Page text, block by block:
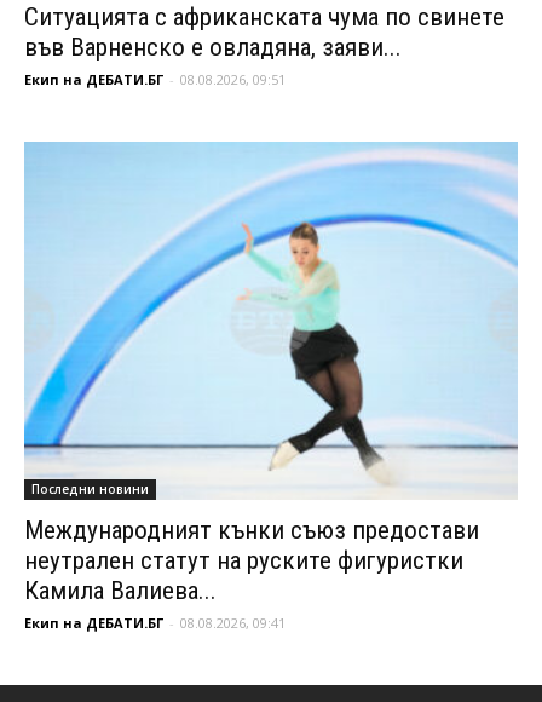
Ситуацията с африканската чума по свинете
във Варненско е овладяна, заяви...
Екип на ДЕБАТИ.БГ - 08.08.2026, 09:51
Последни новини
Международният кънки съюз предостави
неутрален статут на руските фигуристки
Камила Валиева...
Екип на ДЕБАТИ.БГ - 08.08.2026, 09:41